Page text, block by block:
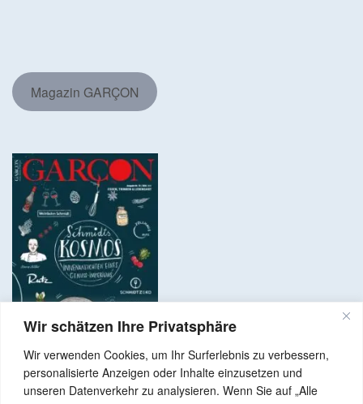
Wir schätzen Ihre Privatsphäre
Wir verwenden Cookies, um Ihr Surferlebnis zu verbessern,
personalisierte Anzeigen oder Inhalte einzusetzen und
unseren Datenverkehr zu analysieren. Wenn Sie auf „Alle
Magazin GARÇON